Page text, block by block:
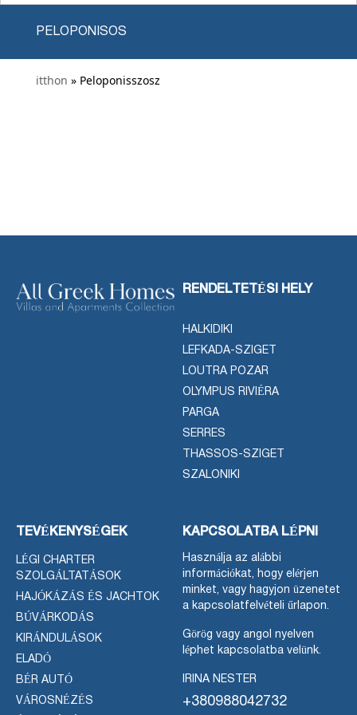
PELOPONISOS
itthon » Peloponisszosz
RENDELTETÉSI HELY
HALKIDIKI
LEFKADA-SZIGET
LOUTRA POZAR
OLYMPUS RIVIÉRA
PARGA
SERRES
THASSOS-SZIGET
SZALONIKI
TEVÉKENYSÉGEK
LÉGI CHARTER
SZOLGÁLTATÁSOK
HAJÓKÁZÁS ÉS JACHTOK
BÚVÁRKODÁS
KIRÁNDULÁSOK
ELADÓ
BÉR AUTÓ
VÁROSNÉZÉS
KAPCSOLATBA LÉPNI
Használja az alábbi
információkat, hogy elérjen
minket, vagy hagyjon üzenetet
a kapcsolatfelvételi űrlapon.
Görög vagy angol nyelven
léphet kapcsolatba velünk.
IRINA NESTER
+380988042732